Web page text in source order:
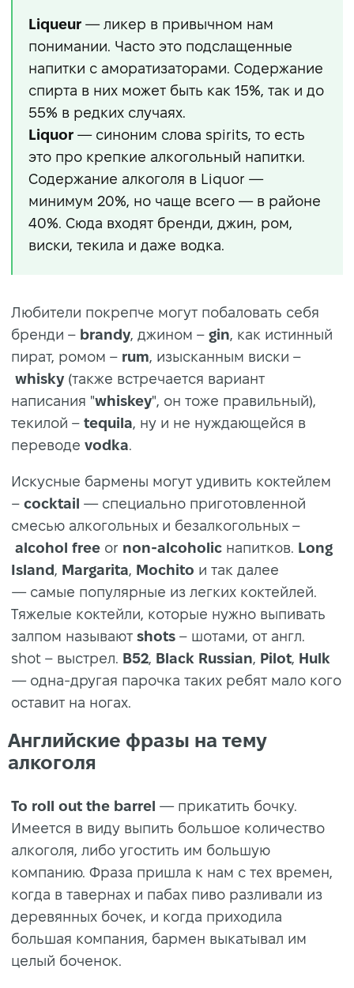
Liqueur — ликер в привычном нам
понимании. Часто это подслащенные
напитки с аморатизаторами. Содержание
спирта в них может быть как 15%, так и до
55% в редких случаях.
Liquor — синоним слова spirits, то есть
это про крепкие алкогольный напитки.
Содержание алкоголя в Liquor —
минимум 20%, но чаще всего — в районе
40%. Сюда входят бренди, джин, ром,
виски, текила и даже водка.
Любители покрепче могут побаловать себя
бренди – brandy, джином – gin, как истинный
пират, ромом – rum, изысканным виски –
whisky (также встречается вариант
написания "whiskey", он тоже правильный),
текилой – tequila, ну и не нуждающейся в
переводе vodka.
Искусные бармены могут удивить коктейлем
– cocktail — специально приготовленной
смесью алкогольных и безалкогольных –
alcohol free or non-alcoholic напитков. Long
Island, Margarita, Mochito и так далее
— самые популярные из легких коктейлей.
Тяжелые коктейли, которые нужно выпивать
залпом называют shots – шотами, от англ.
shot – выстрел. B52, Black Russian, Pilot, Hulk
— одна-другая парочка таких ребят мало кого
оставит на ногах.
Английские фразы на тему
алкоголя
To roll out the barrel — прикатить бочку.
Имеется в виду выпить большое количество
алкоголя, либо угостить им большую
компанию. Фраза пришла к нам с тех времен,
когда в тавернах и пабах пиво разливали из
деревянных бочек, и когда приходила
большая компания, бармен выкатывал им
целый боченок.